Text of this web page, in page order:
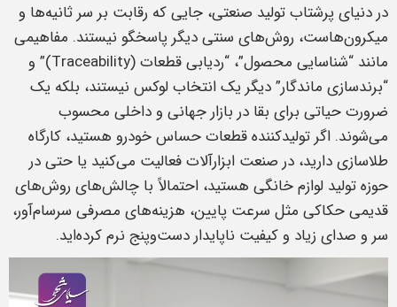
در دنیای پرشتاب تولید صنعتی، جایی که رقابت بر سر ثانیه‌ها و
میکرون‌هاست، روش‌های سنتی دیگر پاسخگو نیستند. مفاهیمی
مانند “شناسایی محصول”، “ردیابی قطعات (Traceability)” و
“برندسازی ماندگار” دیگر یک انتخاب لوکس نیستند، بلکه یک
ضرورت حیاتی برای بقا در بازار جهانی و داخلی محسوب
می‌شوند. اگر تولیدکننده قطعات حساس خودرو هستید، کارگاه
طلاسازی دارید، در صنعت ابزارآلات فعالیت می‌کنید یا حتی در
حوزه تولید لوازم خانگی هستید، احتمالاً با چالش‌های روش‌های
قدیمی حکاکی مثل سرعت پایین، هزینه‌های مصرفی سرسام‌آور،
سر و صدای زیاد و کیفیت ناپایدار دست‌وپنج نرم کرده‌اید.